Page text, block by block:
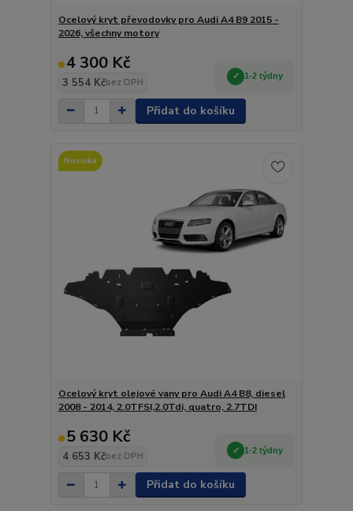
Ocelový kryt převodovky pro Audi A4 B9 2015 -
2026, všechny motory
4 300 Kč
3 554 Kčbez DPH
1-2 týdny
Přidat do košíku
Novinka
Ocelový kryt olejové vany pro Audi A4 B8, diesel
2008 - 2014, 2.0TFSI,2.0Tdi, quatro, 2.7TDI
5 630 Kč
4 653 Kčbez DPH
1-2 týdny
Přidat do košíku